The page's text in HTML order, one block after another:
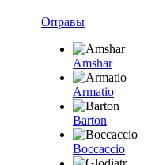
Оправы
Amshar
Armatio
Barton
Boccaccio